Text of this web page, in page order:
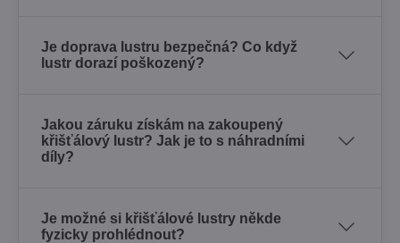
Je doprava lustru bezpečná? Co když
lustr dorazí poškozený?
Jakou záruku získám na zakoupený
křišťálový lustr? Jak je to s náhradními
díly?
Je možné si křišťálové lustry někde
fyzicky prohlédnout?